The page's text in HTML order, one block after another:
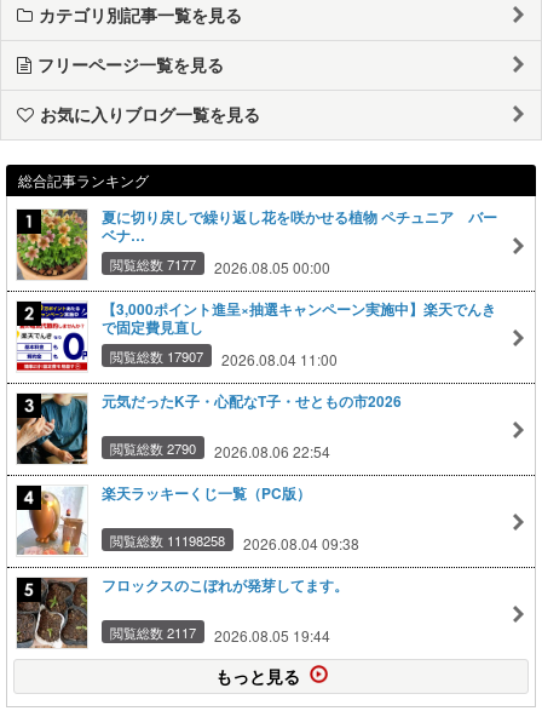
カテゴリ別記事一覧を見る
フリーページ一覧を見る
お気に入りブログ一覧を見る
総合記事ランキング
夏に切り戻しで繰り返し花を咲かせる植物 ペチュニア バー
ベナ…
閲覧総数 7177 2026.08.05 00:00
【3,000ポイント進呈×抽選キャンペーン実施中】楽天でんき
で固定費見直し
閲覧総数 17907 2026.08.04 11:00
元気だったK子・心配なT子・せともの市2026
閲覧総数 2790 2026.08.06 22:54
楽天ラッキーくじ一覧（PC版）
閲覧総数 11198258 2026.08.04 09:38
フロックスのこぼれが発芽してます。
閲覧総数 2117 2026.08.05 19:44
もっと見る